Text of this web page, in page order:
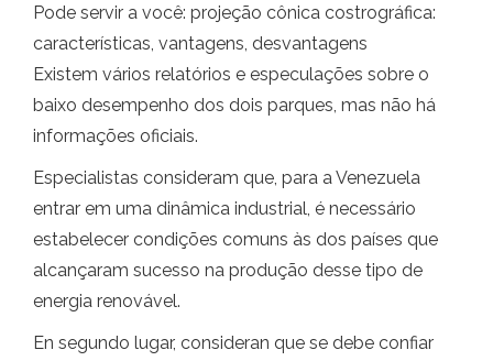
Pode servir a você: projeção cônica costrográfica:
características, vantagens, desvantagens
Existem vários relatórios e especulações sobre o
baixo desempenho dos dois parques, mas não há
informações oficiais.
Especialistas consideram que, para a Venezuela
entrar em uma dinâmica industrial, é necessário
estabelecer condições comuns às dos países que
alcançaram sucesso na produção desse tipo de
energia renovável.
En segundo lugar, consideran que se debe confiar